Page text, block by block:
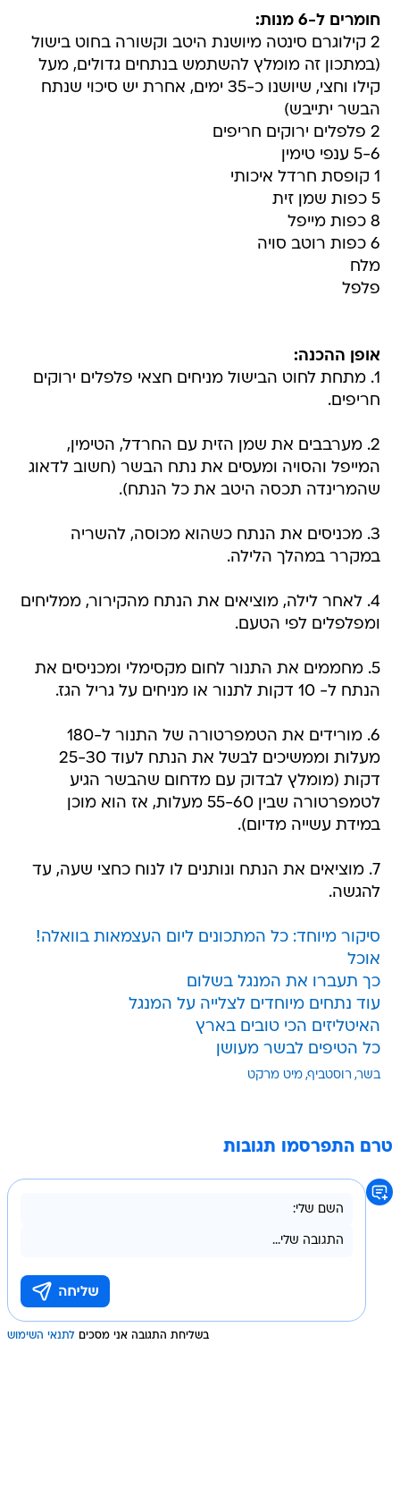
חומרים ל-6 מנות:
2 קילוגרם סינטה מיושנת היטב וקשורה בחוט בישול
(במתכון זה מומלץ להשתמש בנתחים גדולים, מעל
קילו וחצי, שיושנו כ-35 ימים, אחרת יש סיכוי שנתח
הבשר יתייבש)
2 פלפלים ירוקים חריפים
5-6 ענפי טימין
1 קופסת חרדל איכותי
5 כפות שמן זית
8 כפות מייפל
6 כפות רוטב סויה
מלח
פלפל
אופן ההכנה:
1. מתחת לחוט הבישול מניחים חצאי פלפלים ירוקים
חריפים.
2. מערבבים את שמן הזית עם החרדל, הטימין,
המייפל והסויה ומעסים את נתח הבשר (חשוב לדאוג
שהמרינדה תכסה היטב את כל הנתח).
3. מכניסים את הנתח כשהוא מכוסה, להשריה
במקרר במהלך הלילה.
4. לאחר לילה, מוציאים את הנתח מהקירור, ממליחים
ומפלפלים לפי הטעם.
5. מחממים את התנור לחום מקסימלי ומכניסים את
הנתח ל- 10 דקות לתנור או מניחים על גריל הגז.
6. מורידים את הטמפרטורה של התנור ל-180
מעלות וממשיכים לבשל את הנתח לעוד 25-30
דקות (מומלץ לבדוק עם מדחום שהבשר הגיע
לטמפרטורה שבין 55-60 מעלות, אז הוא מוכן
במידת עשייה מדיום).
7. מוציאים את הנתח ונותנים לו לנוח כחצי שעה, עד
להגשה.
סיקור מיוחד: כל המתכונים ליום העצמאות בוואלה!
אוכל
כך תעברו את המנגל בשלום
עוד נתחים מיוחדים לצלייה על המנגל
האיטליזים הכי טובים בארץ
כל הטיפים לבשר מעושן
בשר רוסטביף מיט מרקט
טרם התפרסמו תגובות
בשליחת התגובה אני מסכים לתנאי השימוש